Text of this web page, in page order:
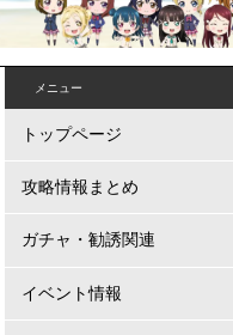
メニュー
トップページ
攻略情報まとめ
ガチャ・勧誘関連
イベント情報